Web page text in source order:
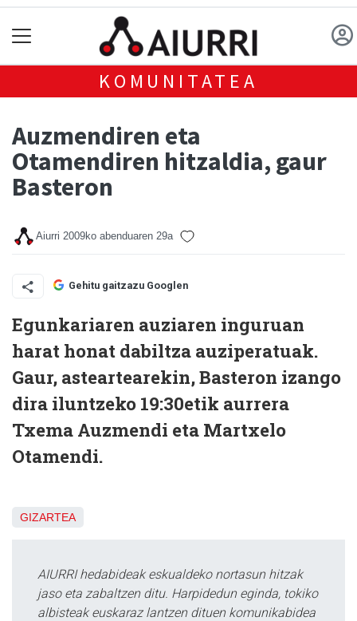
KOMUNITATEA
Auzmendiren eta
Otamendiren hitzaldia, gaur
Basteron
Aiurri 2009ko abenduaren 29a
Gehitu gaitzazu Googlen
Egunkariaren auziaren inguruan
harat honat dabiltza auziperatuak.
Gaur, asteartearekin, Basteron izango
dira iluntzeko 19:30etik aurrera
Txema Auzmendi eta Martxelo
Otamendi.
GIZARTEA
AIURRI hedabideak eskualdeko nortasun hitzak
jaso eta zabaltzen ditu. Harpidedun eginda, tokiko
albisteak euskaraz lantzen dituen komunikabidea